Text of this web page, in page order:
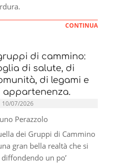
CONTINUA
gruppi di cammino:
di salute, di
di legami e
appartenenza.
10/07/2026
Perazzolo
dei Gruppi di Cammino
gran bella realtà che si
diffondendo un po’